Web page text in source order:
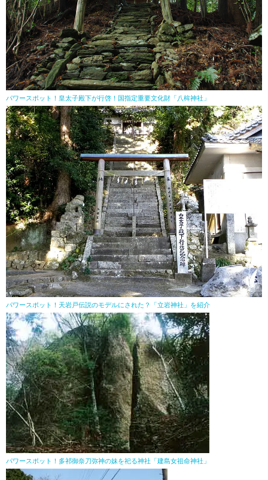
パワースポット！皇太子殿下が行啓！国指定重要文化財「八桙神社」
パワースポット！天岩戸伝説のモデルにされた？「立岩神社」を紹介
パワースポット！多祁御奈刀弥神の妹を祀る神社「建島女祖命神社」